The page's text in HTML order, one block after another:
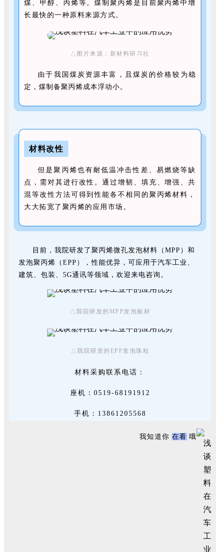
煤、甲醇、丙烯等。煤制聚丙烯是目前聚丙烯中增
长最快的一种原料来源方式。
△图片来源：新材料研习社
由于我国煤炭资源丰富，且煤炭的价格较为稳
定，煤制备聚丙烯成本浮动小。
材料改性
但是聚丙烯也有耐低温冲击性差、易燃烧等缺
点，需对其进行改性。通过增韧、填充、增强、共
混等改性方法可得到性能各不相同的聚丙烯材料，
大大拓宽了聚丙烯的应用市场。
目前，我院研发了聚丙烯微孔发泡材料（MPP）和
发泡聚丙烯（EPP），性能优异，可应用于汽车工业、
建筑、包装、5G通讯等领域，欢迎来电咨询。
△我院研发的MPP发泡板材
△我院研发的EPP发泡珠粒
材料采购联系电话：
座机：0519-68191912
手机：13861205568
我知道你 在看 哦